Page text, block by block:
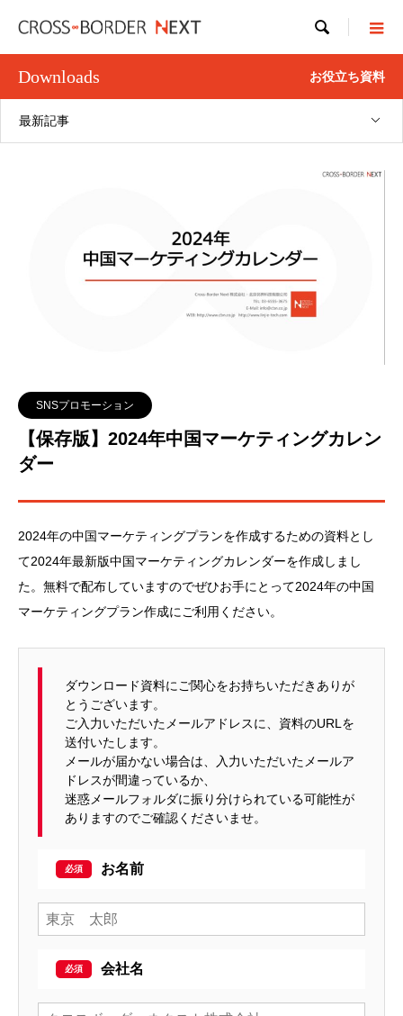

Downloads お役立ち資料
最新記事
SNSプロモーション
【保存版】2024年中国マーケティングカレン
ダー
2024年の中国マーケティングプランを作成するための資料とし
て2024年最新版中国マーケティングカレンダーを作成しまし
た。無料で配布していますのでぜひお手にとって2024年の中国
マーケティングプラン作成にご利用ください。
ダウンロード資料にご関心をお持ちいただきありが
とうございます。
ご入力いただいたメールアドレスに、資料のURLを
送付いたします。
メールが届かない場合は、入力いただいたメールア
ドレスが間違っているか、
迷惑メールフォルダに振り分けられている可能性が
ありますのでご確認くださいませ。
お名前
会社名